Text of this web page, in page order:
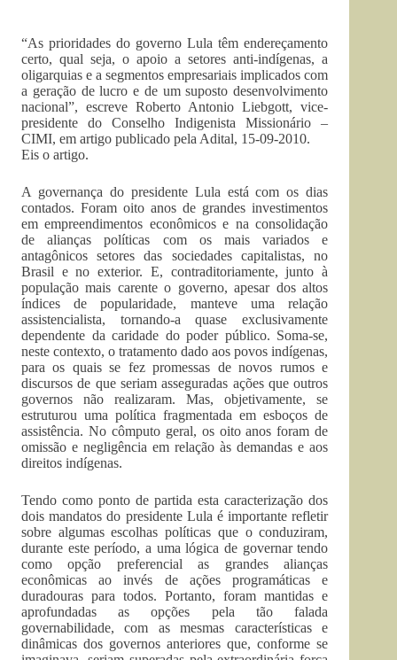
“As prioridades do governo Lula têm endereçamento
certo, qual seja, o apoio a setores anti-indígenas, a
oligarquias e a segmentos empresariais implicados com
a geração de lucro e de um suposto desenvolvimento
nacional”, escreve Roberto Antonio Liebgott, vice-
presidente do Conselho Indigenista Missionário –
CIMI, em artigo publicado pela Adital, 15-09-2010.
Eis o artigo.
A governança do presidente Lula está com os dias
contados. Foram oito anos de grandes investimentos
em empreendimentos econômicos e na consolidação
de alianças políticas com os mais variados e
antagônicos setores das sociedades capitalistas, no
Brasil e no exterior. E, contraditoriamente, junto à
população mais carente o governo, apesar dos altos
índices de popularidade, manteve uma relação
assistencialista, tornando-a quase exclusivamente
dependente da caridade do poder público. Soma-se,
neste contexto, o tratamento dado aos povos indígenas,
para os quais se fez promessas de novos rumos e
discursos de que seriam asseguradas ações que outros
governos não realizaram. Mas, objetivamente, se
estruturou uma política fragmentada em esboços de
assistência. No cômputo geral, os oito anos foram de
omissão e negligência em relação às demandas e aos
direitos indígenas.
Tendo como ponto de partida esta caracterização dos
dois mandatos do presidente Lula é importante refletir
sobre algumas escolhas políticas que o conduziram,
durante este período, a uma lógica de governar tendo
como opção preferencial as grandes alianças
econômicas ao invés de ações programáticas e
duradouras para todos. Portanto, foram mantidas e
aprofundadas as opções pela tão falada
governabilidade, com as mesmas características e
dinâmicas dos governos anteriores que, conforme se